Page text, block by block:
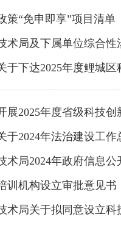
“免申即享”项目清单
术局及下属单位综合性
于下达2025年度鲤城
展2025年度省级科技
于2024年法治建设工作
术局2024年政府信息
训机构设立审批意见书
术局关于拟同意设立